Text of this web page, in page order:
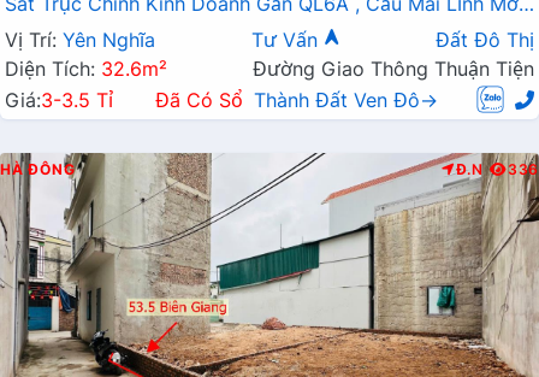
Rộng
Vị Trí: Yên Nghĩa Tư Vấn
Đất Đô Thị
Diện Tích: 32.6m²
Đường Giao Thông Thuận Tiện
Giá:3-3.5 Tỉ Đã Có Sổ Thành Đất Ven Đô→
HÀ ĐÔNG Đ.N 336